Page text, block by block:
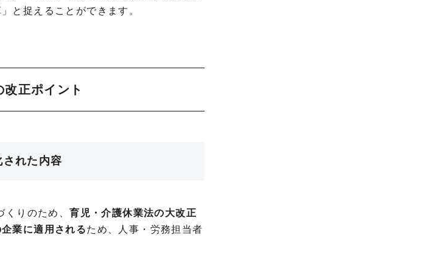
と捉えることができます。
正ポイント
れた内容
くりのため、育児・介護休業法の大改正
業に適用されるため、人事・労務担当者